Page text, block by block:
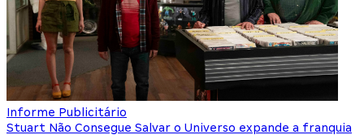
Informe Publicitário
Stuart Não Consegue Salvar o Universo expande a franquia